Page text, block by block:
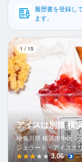
企業情報履歴書を登録し
ます。
1 / 15
アイスは別腹 横
神奈川県 横浜市中区 /
ジェラート・アイスク
3.06 ～